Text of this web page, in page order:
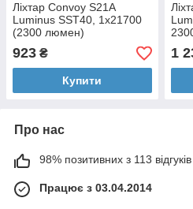
Ліхтар Convoy S21A
Luminus SST40, 1x21700
(2300 люмен)
923 ₴
Купити
1
Про нас
98% позитивних з 113 відгуків
Працює з 03.04.2014